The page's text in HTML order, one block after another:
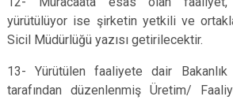
yürütülüyor ise şirketin yetkili ve
Sicil Müdürlüğü yazısı getirilecektir.
13- Yürütülen faaliyete dair
tarafından düzenlenmiş Üretim/